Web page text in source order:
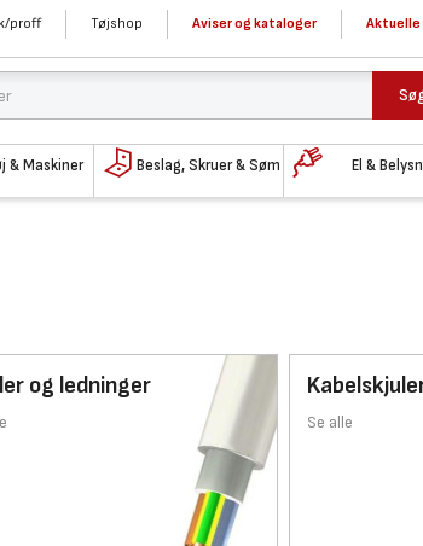
proff Tøjshop Aviser og kataloger Aktuelle
& Maskiner Beslag, Skruer & Søm El &
og ledninger
Se alle